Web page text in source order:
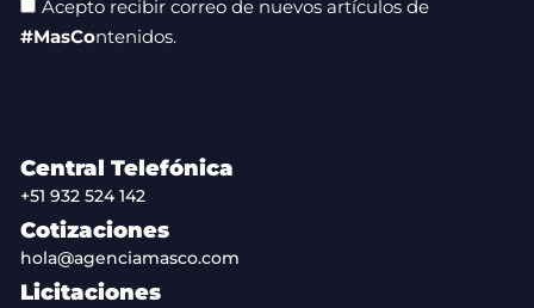
Acepto recibir correo de nuevos artículos de
#MasContenidos.
Central Telefónica
+51 932 524 142
Cotizaciones
hola@agenciamasco.com
Licitaciones